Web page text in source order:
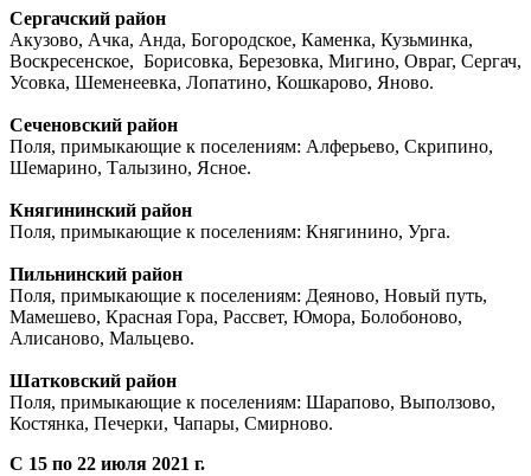
Сергачский район
Акузово, Ачка, Анда, Богородское, Каменка, Кузьминка,
Воскресенское, Борисовка, Березовка, Мигино, Овраг, Сергач,
Усовка, Шеменеевка, Лопатино, Кошкарово, Яново.
Сеченовский район
Поля, примыкающие к поселениям: Алферьево, Скрипино,
Шемарино, Талызино, Ясное.
Княгининский район
Поля, примыкающие к поселениям: Княгинино, Урга.
Пильнинский район
Поля, примыкающие к поселениям: Деяново, Новый путь,
Мамешево, Красная Гора, Рассвет, Юмора, Болобоново,
Алисаново, Мальцево.
Шатковский район
Поля, примыкающие к поселениям: Шарапово, Выползово,
Костянка, Печерки, Чапары, Смирново.
С 15 по 22 июля 2021 г.